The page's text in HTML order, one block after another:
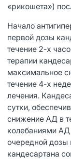
«рикошета»)
Начало
первой дозы
течение 2-х
терапии
максимальное
течение 4-х
лечения.
сутки,
снижение АД в
колебаниями
очередной дозы
кандесартана